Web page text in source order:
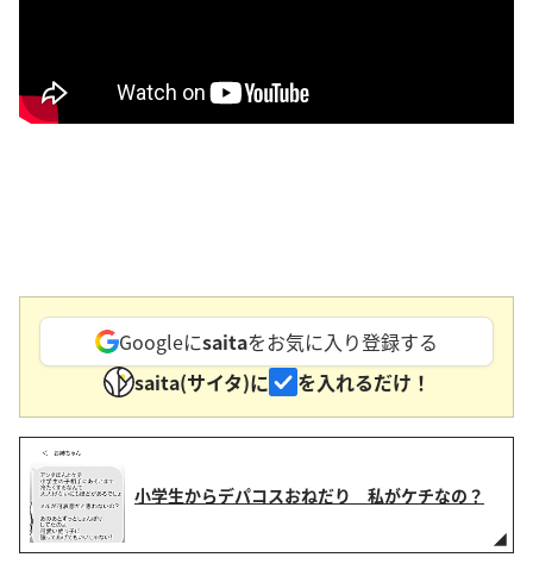
Googleにsaitaをお気に入り登録する
saita(サイタ)に
を入れるだけ！
小学生からデパコスおねだり 私がケチなの？